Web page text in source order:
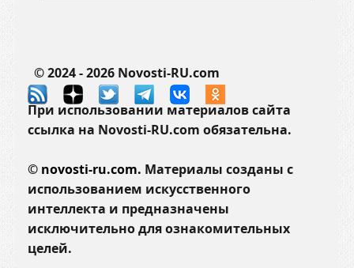
© 2024 - 2026 Novosti-RU.com
При использовании материалов сайта
ссылка на Novosti-RU.com обязательна.
© novosti-ru.com. Материалы созданы с
использованием искусственного
интеллекта и предназначены
исключительно для ознакомительных
целей.